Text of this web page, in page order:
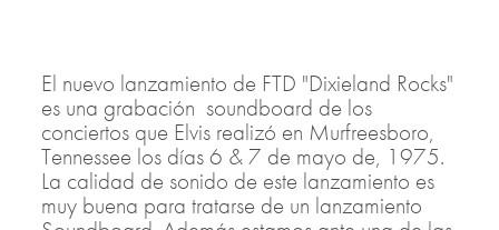
AMERICAN TRILOGY
FAIRYTALE
LITTLE DARLIN’
FUNNY HOW TIME SLIPS AWAY
CAN’T HELP FALLING IN LOVE
El nuevo lanzamiento de FTD "Dixieland Rocks"
es una grabación soundboard de los
conciertos que Elvis realizó en Murfreesboro,
Tennessee los días 6 & 7 de mayo de, 1975.
La calidad de sonido de este lanzamiento es
muy buena para tratarse de un lanzamiento